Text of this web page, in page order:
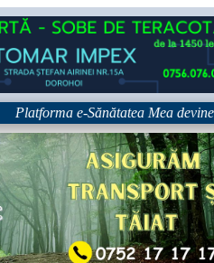
e-Sănătatea Mea devine